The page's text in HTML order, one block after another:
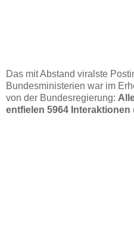
Das mit Abstand viralste
Bundesministerien war im
von der Bundesregierung:
entfielen 5964 Interaktionen